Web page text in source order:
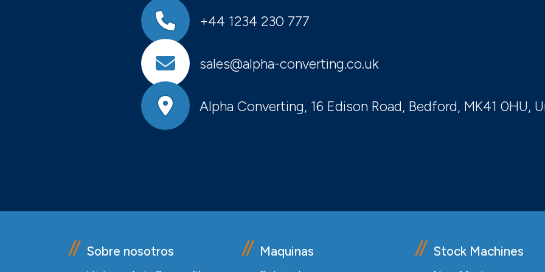
+44 1234 230 777
sales@alpha-converting.co.uk
Alpha Converting, 16 Edison Road, Bedford, MK41 0HU,
Sobre nosotros Maquinas Stock Machines